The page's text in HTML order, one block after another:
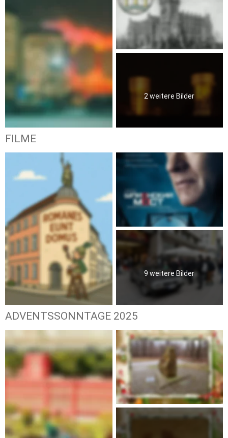
2 weitere Bilder
FILME
9 weitere Bilder
ADVENTSSONNTAGE 2025